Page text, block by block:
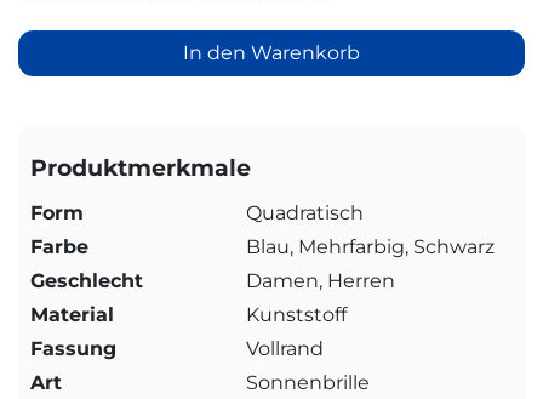
In den Warenkorb
Produktmerkmale
Form
Quadratisch
Farbe
Blau, Mehrfarbig, Schwarz
Geschlecht
Damen, Herren
Material
Kunststoff
Fassung
Vollrand
Art
Sonnenbrille